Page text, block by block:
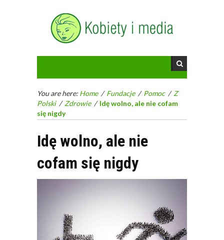
You are here: Home / Fundacje / Pomoc / Z
Polski / Zdrowie / Idę wolno, ale nie cofam
się nigdy
Idę wolno, ale nie
cofam się nigdy